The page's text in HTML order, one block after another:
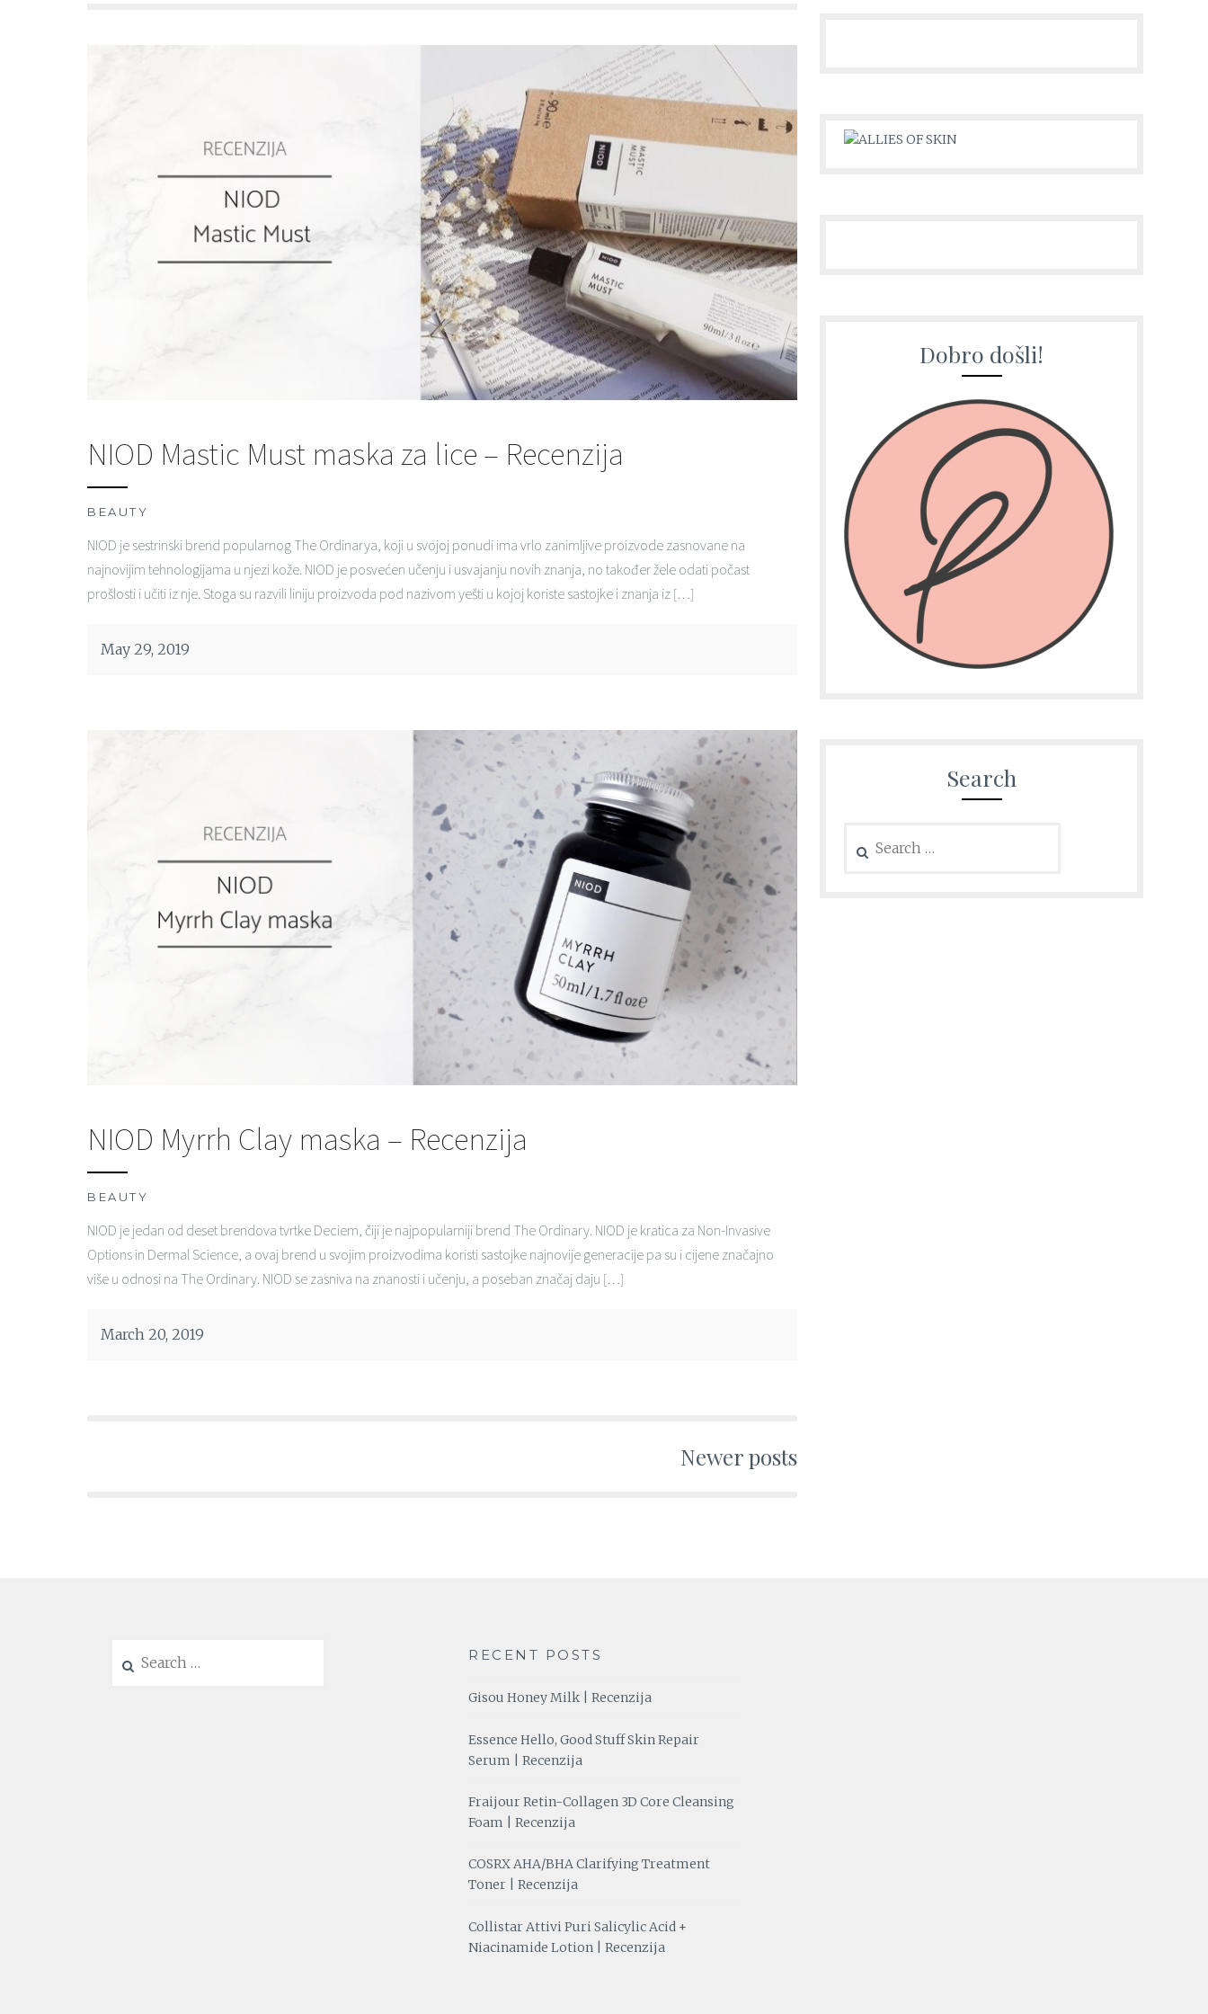
NIOD Mastic Must maska za lice – Recenzija
BEAUTY
NIOD je sestrinski brend popularnog The Ordinarya, koji u svojoj ponudi ima vrlo zanimljive proizvode zasnovane na
najnovijim tehnologijama u njezi kože. NIOD je posvećen učenju i usvajanju novih znanja, no također žele odati počast
prošlosti i učiti iz nje. Stoga su razvili liniju proizvoda pod nazivom yešti u kojoj koriste sastojke i znanja iz […]
May 29, 2019
NIOD Myrrh Clay maska – Recenzija
BEAUTY
NIOD je jedan od deset brendova tvrtke Deciem, čiji je najpopularniji brend The Ordinary. NIOD je kratica za Non-Invasive
Options in Dermal Science, a ovaj brend u svojim proizvodima koristi sastojke najnovije generacije pa su i cijene značajno
više u odnosi na The Ordinary. NIOD se zasniva na znanosti i učenju, a poseban značaj daju […]
March 20, 2019
Newer posts
Dobro došli!
Search
for:
for:
RECENT POSTS
Gisou Honey Milk | Recenzija
Essence Hello, Good Stuff Skin Repair
Serum | Recenzija
Fraijour Retin-Collagen 3D Core Cleansing
Foam | Recenzija
COSRX AHA/BHA Clarifying Treatment
Toner | Recenzija
Collistar Attivi Puri Salicylic Acid +
Niacinamide Lotion | Recenzija